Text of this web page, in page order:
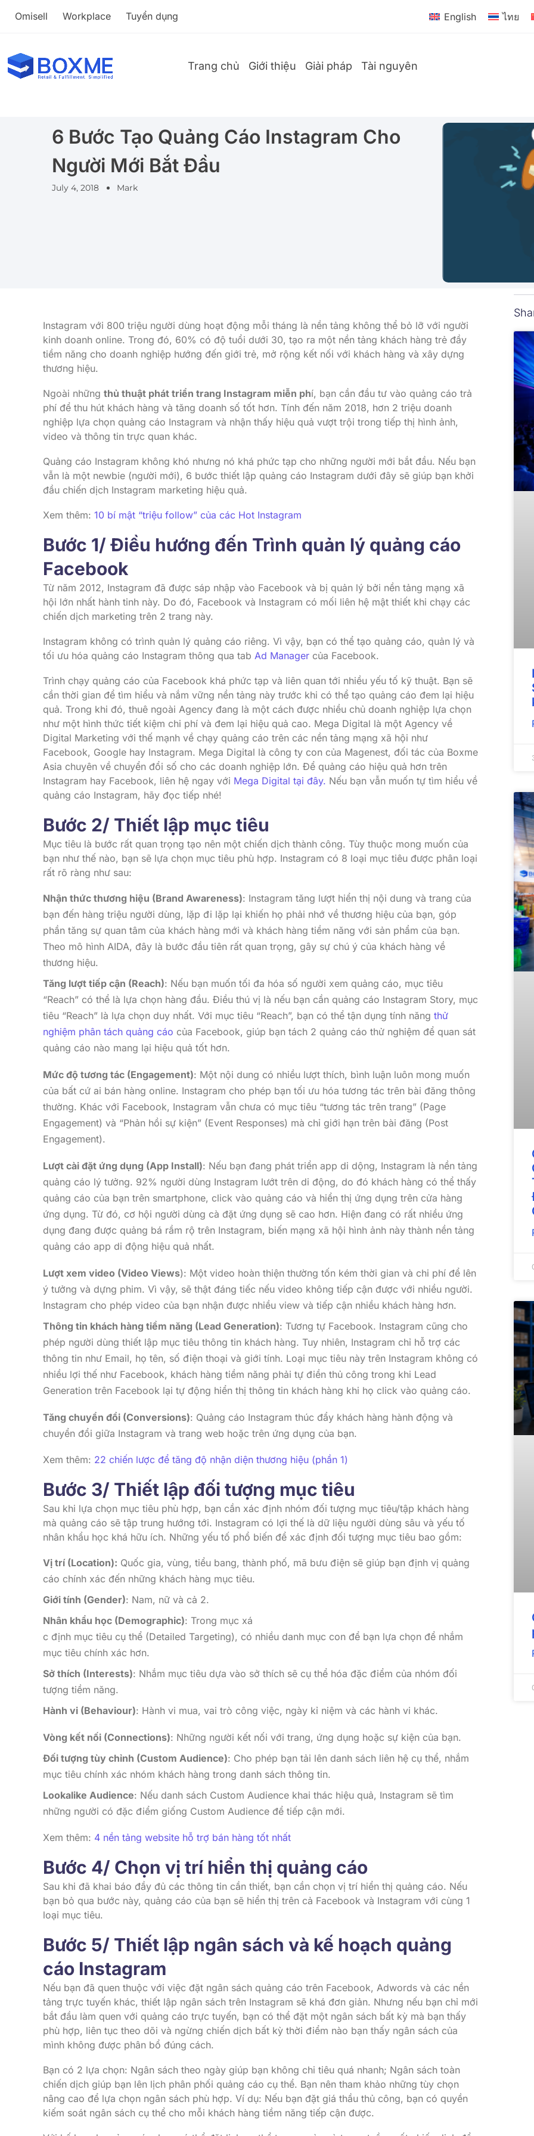
Omisell Workplace Tuyển dụng English ไทย
Trang chủ Giới thiệu Giải pháp Tài nguyên
6 Bước Tạo Quảng Cáo Instagram Cho
Người Mới Bắt Đầu
July 4, 2018 Mark
Instagram với 800 triệu người dùng hoạt động mỗi tháng là nền tảng không thể bỏ lỡ với người
kinh doanh online. Trong đó, 60% có độ tuổi dưới 30, tạo ra một nền tảng khách hàng trẻ đầy
tiềm năng cho doanh nghiệp hướng đến giới trẻ, mở rộng kết nối với khách hàng và xây dựng
thương hiệu.
Ngoài những thủ thuật phát triển trang Instagram miễn phí, bạn cần đầu tư vào quảng cáo trả
phí để thu hút khách hàng và tăng doanh số tốt hơn. Tính đến năm 2018, hơn 2 triệu doanh
nghiệp lựa chọn quảng cáo Instagram và nhận thấy hiệu quả vượt trội trong tiếp thị hình ảnh,
video và thông tin trực quan khác.
Quảng cáo Instagram không khó nhưng nó khá phức tạp cho những người mới bắt đầu. Nếu bạn
vẫn là một newbie (người mới), 6 bước thiết lập quảng cáo Instagram dưới đây sẽ giúp bạn khởi
đầu chiến dịch Instagram marketing hiệu quả.
Xem thêm: 10 bí mật “triệu follow” của các Hot Instagram
Bước 1/ Điều hướng đến Trình quản lý quảng cáo
Facebook
Từ năm 2012, Instagram đã được sáp nhập vào Facebook và bị quản lý bởi nền tảng mạng xã
hội lớn nhất hành tinh này. Do đó, Facebook và Instagram có mối liên hệ mật thiết khi chạy các
chiến dịch marketing trên 2 trang này.
Instagram không có trình quản lý quảng cáo riêng. Vì vậy, bạn có thể tạo quảng cáo, quản lý và
tối ưu hóa quảng cáo Instagram thông qua tab Ad Manager của Facebook.
Trình chạy quảng cáo của Facebook khá phức tạp và liên quan tới nhiều yếu tố kỹ thuật. Bạn sẽ
cần thời gian để tìm hiểu và nắm vững nền tảng này trước khi có thể tạo quảng cáo đem lại hiệu
quả. Trong khi đó, thuê ngoài Agency đang là một cách được nhiều chủ doanh nghiệp lựa chọn
như một hình thức tiết kiệm chi phí và đem lại hiệu quả cao. Mega Digital là một Agency về
Digital Marketing với thế mạnh về chạy quảng cáo trên các nền tảng mạng xã hội như
Facebook, Google hay Instagram. Mega Digital là công ty con của Magenest, đối tác của Boxme
Asia chuyên về chuyển đổi số cho các doanh nghiệp lớn. Để quảng cáo hiệu quả hơn trên
Instagram hay Facebook, liên hệ ngay với Mega Digital tại đây. Nếu bạn vẫn muốn tự tìm hiểu về
quảng cáo Instagram, hãy đọc tiếp nhé!
Bước 2/ Thiết lập mục tiêu
Mục tiêu là bước rất quan trọng tạo nên một chiến dịch thành công. Tùy thuộc mong muốn của
bạn như thế nào, bạn sẽ lựa chọn mục tiêu phù hợp. Instagram có 8 loại mục tiêu được phân loại
rất rõ ràng như sau:
Nhận thức thương hiệu (Brand Awareness): Instagram tăng lượt hiển thị nội dung và trang của
bạn đến hàng triệu người dùng, lặp đi lặp lại khiến họ phải nhớ về thương hiệu của bạn, góp
phần tăng sự quan tâm của khách hàng mới và khách hàng tiềm năng với sản phẩm của bạn.
Theo mô hình AIDA, đây là bước đầu tiên rất quan trọng, gây sự chú ý của khách hàng về
thương hiệu.
Tăng lượt tiếp cận (Reach): Nếu bạn muốn tối đa hóa số người xem quảng cáo, mục tiêu
“Reach” có thể là lựa chọn hàng đầu. Điều thú vị là nếu bạn cần quảng cáo Instagram Story, mục
tiêu “Reach” là lựa chọn duy nhất. Với mục tiêu “Reach”, bạn có thể tận dụng tính năng thử
nghiệm phân tách quảng cáo của Facebook, giúp bạn tách 2 quảng cáo thử nghiệm để quan sát
quảng cáo nào mang lại hiệu quả tốt hơn.
Mức độ tương tác (Engagement): Một nội dung có nhiều lượt thích, bình luận luôn mong muốn
của bất cứ ai bán hàng online. Instagram cho phép bạn tối ưu hóa tương tác trên bài đăng thông
thường. Khác với Facebook, Instagram vẫn chưa có mục tiêu “tương tác trên trang” (Page
Engagement) và “Phản hồi sự kiện” (Event Responses) mà chỉ giới hạn trên bài đăng (Post
Engagement).
Lượt cài đặt ứng dụng (App Install): Nếu bạn đang phát triển app di dộng, Instagram là nền tảng
quảng cáo lý tưởng. 92% người dùng Instagram lướt trên di động, do đó khách hàng có thể thấy
quảng cáo của bạn trên smartphone, click vào quảng cáo và hiển thị ứng dụng trên cửa hàng
ứng dụng. Từ đó, cơ hội người dùng cà đặt ứng dụng sẽ cao hơn. Hiện đang có rất nhiều ứng
dụng đang được quảng bá rầm rộ trên Instagram, biến mạng xã hội hình ảnh này thành nền tảng
quảng cáo app di động hiệu quả nhất.
Lượt xem video (Video Views): Một video hoàn thiện thường tốn kém thời gian và chi phí để lên
ý tưởng và dựng phim. Vì vậy, sẽ thật đáng tiếc nếu video không tiếp cận được với nhiều người.
Instagram cho phép video của bạn nhận được nhiều view và tiếp cận nhiều khách hàng hơn.
Thông tin khách hàng tiềm năng (Lead Generation): Tương tự Facebook. Instagram cũng cho
phép người dùng thiết lập mục tiêu thông tin khách hàng. Tuy nhiên, Instagram chỉ hỗ trợ các
thông tin như Email, họ tên, số điện thoại và giới tính. Loại mục tiêu này trên Instagram không có
nhiều lợi thế như Facebook, khách hàng tiềm năng phải tự điền thủ công trong khi Lead
Generation trên Facebook lại tự động hiển thị thông tin khách hàng khi họ click vào quảng cáo.
Tăng chuyển đổi (Conversions): Quảng cáo Instagram thúc đẩy khách hàng hành động và
chuyển đổi giữa Instagram và trang web hoặc trên ứng dụng của bạn.
Xem thêm: 22 chiến lược để tăng độ nhận diện thương hiệu (phần 1)
Bước 3/ Thiết lập đối tượng mục tiêu
Sau khi lựa chọn mục tiêu phù hợp, bạn cần xác định nhóm đối tượng mục tiêu/tập khách hàng
mà quảng cáo sẽ tập trung hướng tới. Instagram có lợi thế là dữ liệu người dùng sâu và yếu tố
nhân khẩu học khá hữu ích. Những yếu tố phổ biến để xác định đối tượng mục tiêu bao gồm:
Vị trí (Location): Quốc gia, vùng, tiểu bang, thành phố, mã bưu điện sẽ giúp bạn định vị quảng
cáo chính xác đến những khách hàng mục tiêu.
Giới tính (Gender): Nam, nữ và cả 2.
Nhân khẩu học (Demographic): Trong mục xá
c định mục tiêu cụ thể (Detailed Targeting), có nhiều danh mục con để bạn lựa chọn để nhắm
mục tiêu chính xác hơn.
Sở thích (Interests): Nhắm mục tiêu dựa vào sở thích sẽ cụ thể hóa đặc điểm của nhóm đối
tượng tiềm năng.
Hành vi (Behaviour): Hành vi mua, vai trò công việc, ngày kỉ niệm và các hành vi khác.
Vòng kết nối (Connections): Những người kết nối với trang, ứng dụng hoặc sự kiện của bạn.
Đối tượng tùy chỉnh (Custom Audience): Cho phép bạn tải lên danh sách liên hệ cụ thể, nhắm
mục tiêu chính xác nhóm khách hàng trong danh sách thông tin.
Lookalike Audience: Nếu danh sách Custom Audience khai thác hiệu quả, Instagram sẽ tìm
những người có đặc điểm giống Custom Audience để tiếp cận mới.
Xem thêm: 4 nền tảng website hỗ trợ bán hàng tốt nhất
Bước 4/ Chọn vị trí hiển thị quảng cáo
Sau khi đã khai báo đầy đủ các thông tin cần thiết, bạn cần chọn vị trí hiển thị quảng cáo. Nếu
bạn bỏ qua bước này, quảng cáo của bạn sẽ hiển thị trên cả Facebook và Instagram với cùng 1
loại mục tiêu.
Bước 5/ Thiết lập ngân sách và kế hoạch quảng
cáo Instagram
Nếu bạn đã quen thuộc với việc đặt ngân sách quảng cáo trên Facebook, Adwords và các nền
tảng trực tuyến khác, thiết lập ngân sách trên Instagram sẽ khá đơn giản. Nhưng nếu bạn chỉ mới
bắt đầu làm quen với quảng cáo trực tuyến, bạn có thể đặt một ngân sách bất kỳ mà bạn thấy
phù hợp, liên tục theo dõi và ngừng chiến dịch bất kỳ thời điểm nào bạn thấy ngân sách của
mình không được phân bổ đúng cách.
Bạn có 2 lựa chọn: Ngân sách theo ngày giúp bạn không chi tiêu quá nhanh; Ngân sách toàn
chiến dịch giúp bạn lên lịch phân phối quảng cáo cụ thể. Bạn nên tham khảo những tùy chọn
nâng cao để lựa chọn ngân sách phù hợp. Ví dụ: Nếu bạn đặt giá thầu thủ công, bạn có quyền
kiếm soát ngân sách cụ thể cho mỗi khách hàng tiềm năng tiếp cận được.